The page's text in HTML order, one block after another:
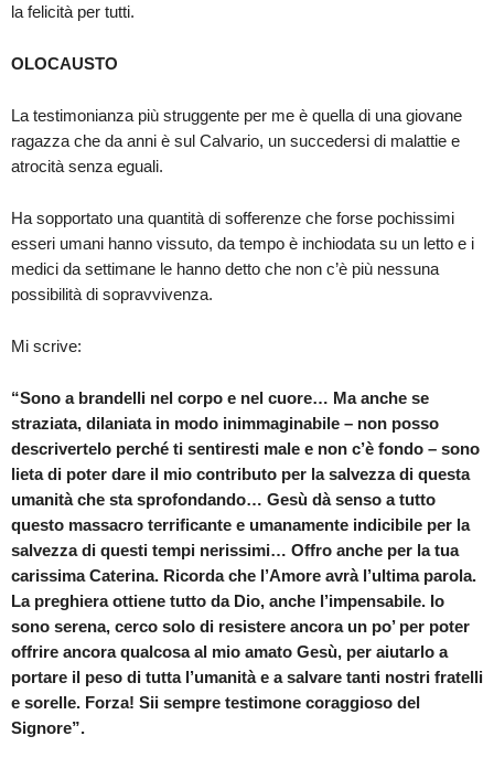
la felicità per tutti.
OLOCAUSTO
La testimonianza più struggente per me è quella di una giovane
ragazza che da anni è sul Calvario, un succedersi di malattie e
atrocità senza eguali.
Ha sopportato una quantità di sofferenze che forse pochissimi
esseri umani hanno vissuto, da tempo è inchiodata su un letto e i
medici da settimane le hanno detto che non c’è più nessuna
possibilità di sopravvivenza.
Mi scrive:
“Sono a brandelli nel corpo e nel cuore… Ma anche se
straziata, dilaniata in modo inimmaginabile – non posso
descrivertelo perché ti sentiresti male e non c’è fondo – sono
lieta di poter dare il mio contributo per la salvezza di questa
umanità che sta sprofondando… Gesù dà senso a tutto
questo massacro terrificante e umanamente indicibile per la
salvezza di questi tempi nerissimi… Offro anche per la tua
carissima Caterina. Ricorda che l’Amore avrà l’ultima parola.
La preghiera ottiene tutto da Dio, anche l’impensabile. Io
sono serena, cerco solo di resistere ancora un po’ per poter
offrire ancora qualcosa al mio amato Gesù, per aiutarlo a
portare il peso di tutta l’umanità e a salvare tanti nostri fratelli
e sorelle. Forza! Sii sempre testimone coraggioso del
Signore”.